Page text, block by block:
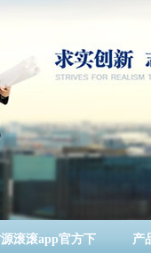
滚滚app官方下 产